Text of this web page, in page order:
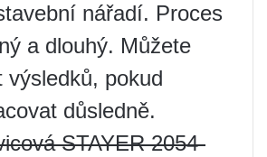
nářadí. Proces
a dlouhý. Můžete
výsledků, pokud
důsledně.
STAYER 2054-